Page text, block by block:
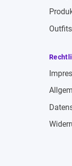
Outfits